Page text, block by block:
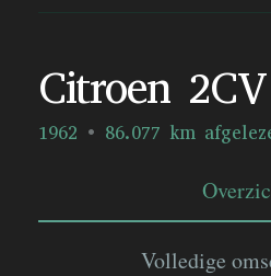
Citroen 2CV
1962 86.077 km
Volledige